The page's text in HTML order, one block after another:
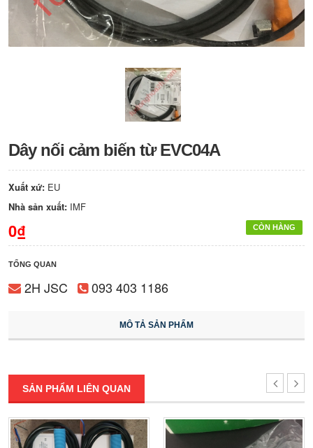
Dây nối cảm biến từ EVC04A
Xuất xứ: EU
Nhà sản xuất: IMF
CÒN HÀNG
0₫
TỔNG QUAN
2H JSC 093 403 1186
MÔ TẢ SẢN PHẨM
SẢN PHẨM LIÊN QUAN